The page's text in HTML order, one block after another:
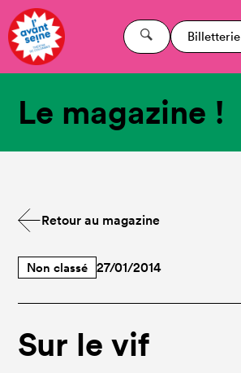
Billetterie
Le magazine !
Retour au magazine
Non classé 27/01/2014
Sur le vif